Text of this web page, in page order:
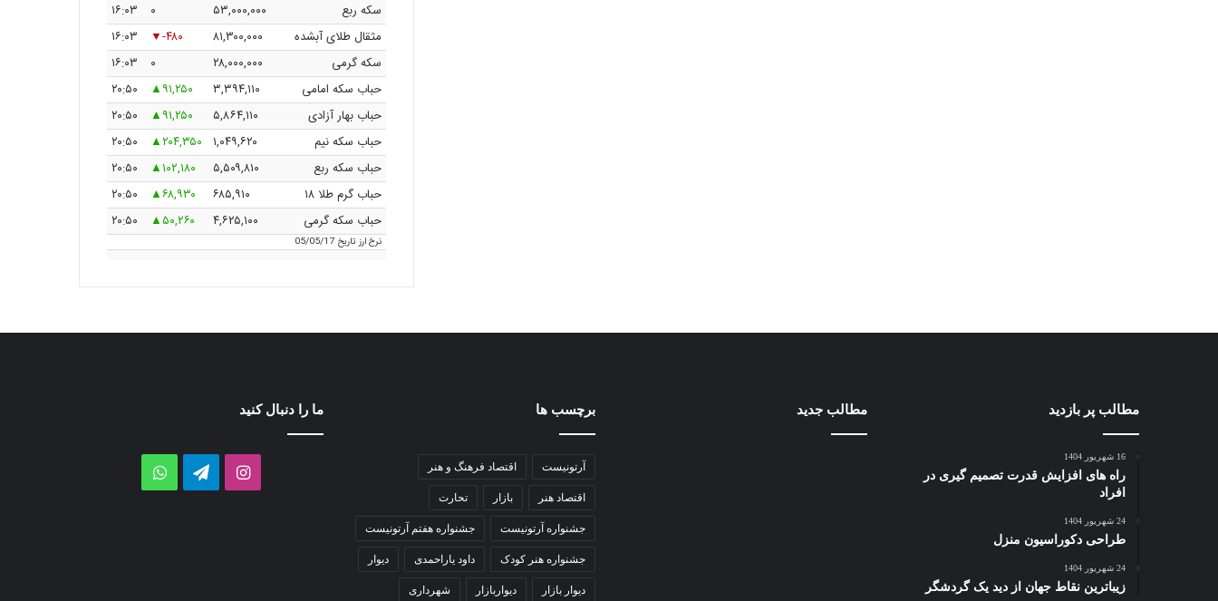
سکه ربع
۵۳,۰۰۰,۰۰۰ ۰
۱۶:۰۳
مثقال طلای آبشده
۸۱,۳۰۰,۰۰۰ -۴۸۰
۱۶:۰۳
سکه گرمی
۲۸,۰۰۰,۰۰۰ ۰
۱۶:۰۳
حباب سکه امامی
۳,۳۹۴,۱۱۰ ۹۱,۲۵۰
۲۰:۵۰
حباب بهار آزادی
۵,۸۶۴,۱۱۰ ۹۱,۲۵۰
۲۰:۵۰
حباب سکه نیم
۱,۰۴۹,۶۲۰ ۲۰۴,۳۵۰
۲۰:۵۰
حباب سکه ربع
۵,۵۰۹,۸۱۰ ۱۰۲,۱۸۰
۲۰:۵۰
حباب گرم طلا ۱۸
۶۸۵,۹۱۰ ۶۸,۹۳۰
۲۰:۵۰
حباب سکه گرمی
۴,۶۲۵,۱۰۰ ۵۰,۲۶۰ ۲۰:۵۰
نرخ ارزتاریخ 05/05/17
مطالب پر بازدید
16 شهریور 1404
راه های افزایش قدرت تصمیم گیری در
افراد
24 شهریور 1404
طراحی دکوراسیون منزل
24 شهریور 1404
زیباترین نقاط جهان از دید یک گردشگر
مطالب جدید برچسب ها
آرتونیست اقتصاد فرهنگ و هنر
اقتصاد هنر بازار تحارت
جشنواره آرتونیست جشنواره هفتم آرتونیست
جشنواره هنر کودک داود یاراحمدی دیوار
دیوار بازار دیواربازار شهرداری
ما را دنبال کنید
اینستاگرامتلگرامواتس